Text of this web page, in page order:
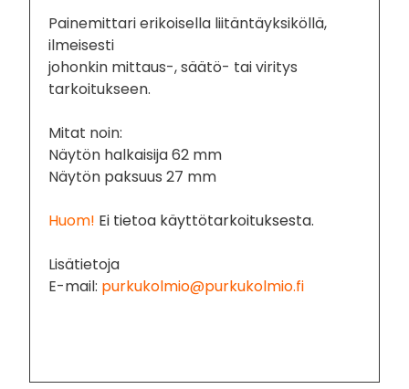
Painemittari erikoisella liitäntäyksiköllä,
ilmeisesti
johonkin mittaus-, säätö- tai viritys
tarkoitukseen.
Mitat noin:
Näytön halkaisija 62 mm
Näytön paksuus 27 mm
Huom! Ei tietoa käyttötarkoituksesta.
Lisätietoja
E-mail: purkukolmio@purkukolmio.fi